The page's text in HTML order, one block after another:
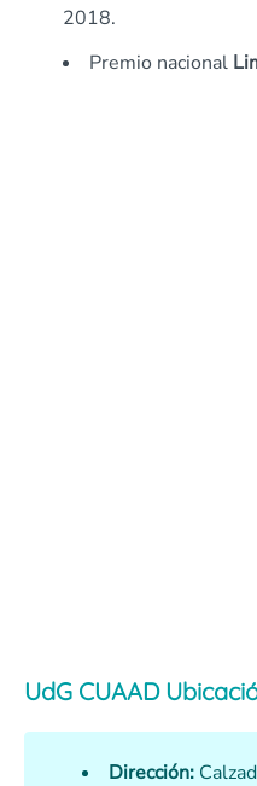
2018.
Premio nacional
UdG CUAAD
Dirección: